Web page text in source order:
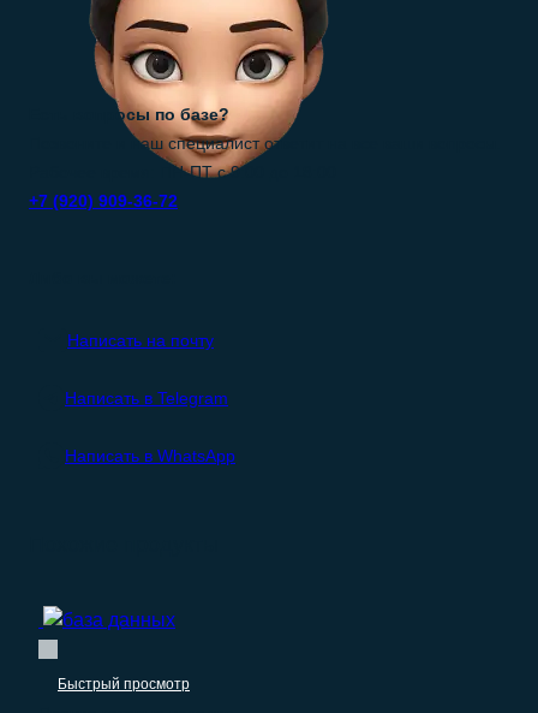
Есть вопросы по базе?
Позвоните и наш специалист ответит на все ваши вопросы.
Рабочее время: ПН-ПТ с 9:00 до 18:00
+7 (920) 909-36-72
Написать на почту
Написать в Telegram
Написать в WhatsApp
Быстрый просмотр